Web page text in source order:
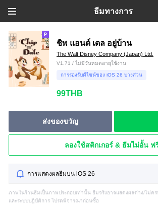
ธีมทางการ
ชิพ แอนด์ เดล อยู่บ้าน
The Walt Disney Company (Japan) Ltd.
V1.71 / ไม่มีวันหมดอายุใช้งาน
การรองรับดีไซน์ของ iOS 26 บางส่วน
99THB
ส่งของขวัญ
ลองใช้สติกเกอร์ & ธีมไม่อั้น ฟ
การแสดงผลธีมบน iOS 26
ภาพในร้านธีมเป็นภาพประกอบเท่านั้น ธีมจริงอาจแสดงผลต่าง/ไม่ค
และระบบปฏิบัติการ โปรดพิจารณาก่อนซื้อ